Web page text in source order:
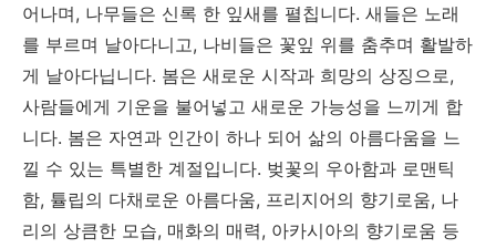
어나며, 나무들은 신록 한 잎새를 펼칩니다. 새들은 노래
를 부르며 날아다니고, 나비들은 꽃잎 위를 춤추며 활발하
게 날아다닙니다. 봄은 새로운 시작과 희망의 상징으로,
사람들에게 기운을 불어넣고 새로운 가능성을 느끼게 합
니다. 봄은 자연과 인간이 하나 되어 삶의 아름다움을 느
낄 수 있는 특별한 계절입니다. 벚꽃의 우아함과 로맨틱
함, 튤립의 다채로운 아름다움, 프리지어의 향기로움, 나
리의 상큼한 모습, 매화의 매력, 아카시아의 향기로움 등